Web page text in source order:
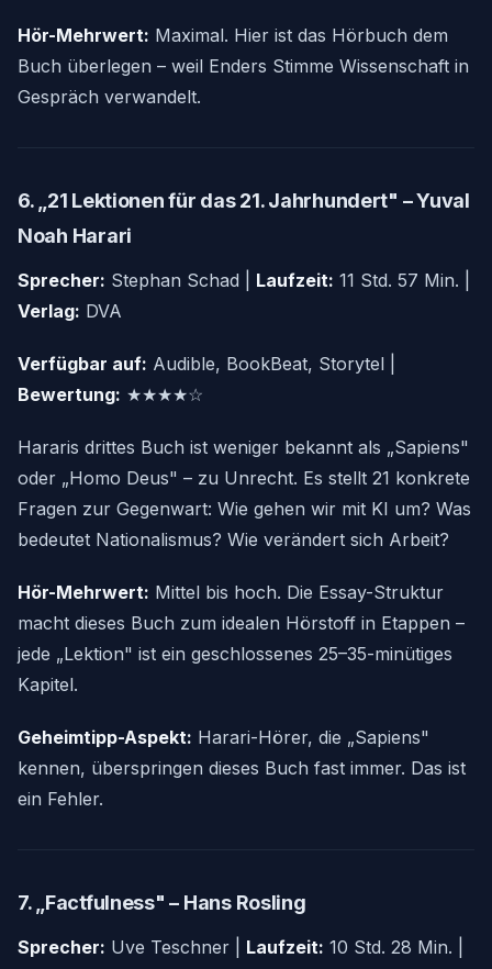
Hör-Mehrwert: Maximal. Hier ist das Hörbuch dem
Buch überlegen – weil Enders Stimme Wissenschaft in
Gespräch verwandelt.
6. „21 Lektionen für das 21. Jahrhundert" – Yuval
Noah Harari
Sprecher: Stephan Schad | Laufzeit: 11 Std. 57 Min. |
Verlag: DVA
Verfügbar auf: Audible, BookBeat, Storytel |
Bewertung: ★★★★☆
Hararis drittes Buch ist weniger bekannt als „Sapiens"
oder „Homo Deus" – zu Unrecht. Es stellt 21 konkrete
Fragen zur Gegenwart: Wie gehen wir mit KI um? Was
bedeutet Nationalismus? Wie verändert sich Arbeit?
Hör-Mehrwert: Mittel bis hoch. Die Essay-Struktur
macht dieses Buch zum idealen Hörstoff in Etappen –
jede „Lektion" ist ein geschlossenes 25–35-minütiges
Kapitel.
Geheimtipp-Aspekt: Harari-Hörer, die „Sapiens"
kennen, überspringen dieses Buch fast immer. Das ist
ein Fehler.
7. „Factfulness" – Hans Rosling
Sprecher: Uve Teschner | Laufzeit: 10 Std. 28 Min. |